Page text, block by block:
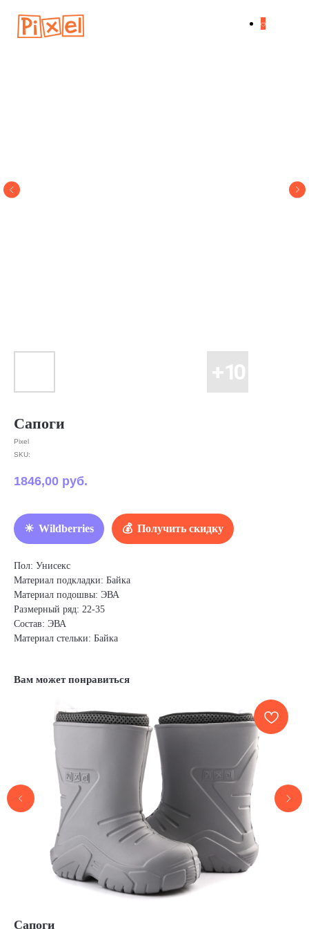
Сапоги
Pixel
SKU:
1846,00 руб.
Wildberries Получить скидку
Пол: Унисекс
Материал подкладки: Байка
Материал подошвы: ЭВА
Размерный ряд: 22-35
Состав: ЭВА
Материал стельки: Байка
Вам может понравиться
Сапоги